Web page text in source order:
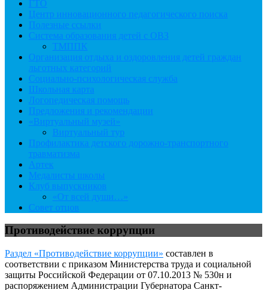
ГТО
Центр инновационного педагогического поиска
Полезные ссылки
Система образования детей с ОВЗ
ТМППК
Организация отдыха и оздоровления детей граждан
льготных категорий
Социально-психологическая служба
Школьная карта
Логопедическая помощь
Предложения и рекомендации
«Виртуальный музей»
Виртуальный тур
Профилактика детского дорожно-транспортного
травматизма
Артек
Медалисты школы
Клуб выпускников
«От всей души…»
Совет отцов
Противодействие коррупции
Раздел «Противодействие коррупции» составлен в
соответствии с приказом Министерства труда и социальной
защиты Российской Федерации от 07.10.2013 № 530н и
распоряжением Администрации Губернатора Санкт-